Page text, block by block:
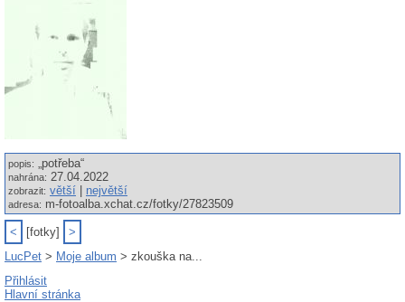
popis: „potřeba“
nahrána: 27.04.2022
zobrazit: větší největší
adresa: m-fotoalba.xchat.cz/fotky/27823509
< [fotky]
>
LucPet > Moje album > zkouška na...
Přihlásit
Hlavní stránka